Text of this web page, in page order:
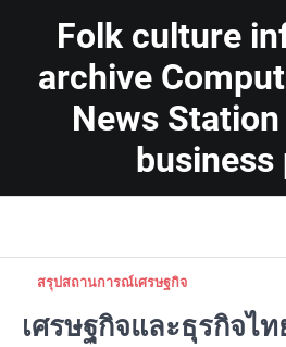
Folk culture
archive
News
business
สรุปสถานการณ์เศรษฐกิจ
เศรษฐกิจและธุรกิจไ